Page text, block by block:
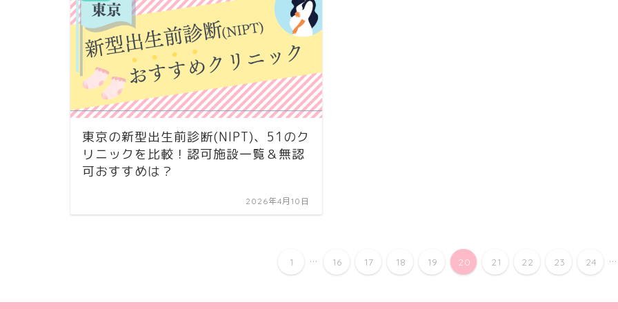
東京の新型出生前診断(NIPT)、51のク
リニックを比較！認可施設一覧＆無認
可おすすめは？
2026年4月10日
1 ... 16 17 18 19 20 21 22 23 24 ...